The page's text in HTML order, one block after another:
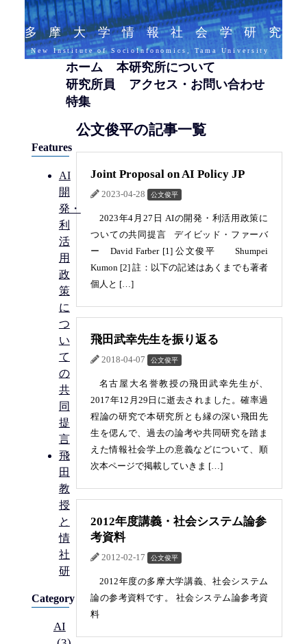
多摩大学情報社会学研究
New Institute of SocioInfonomics, Tama University
ホーム
本研究所について
研究所員
アクセス・お問い合わせ
特集
公文俊平の記事一覧
Joint Proposal on AI Policy JP
2023-04-28 公文俊平
2023年4月27日 AIの開発・利活用政策に
ついての共同提言 デイビッド・ファーバ
ー David Farber [1] 公文俊平 Shumpei
Kumon [2] 註：以下の記述はあくまでも著者
個人と […]
飛田武幸先生を振り返る
2018-04-07 公文俊平
名古屋大名誉教授の飛田武幸先生が、
2017年12月29日に逝去されました。確率過
程論の研究で本研究所とも縁の深い飛田先
生を偲んで、過去の論考や共同研究を踏ま
えた情報社会学上の意義などについて、順
次本ページで掲載していきま […]
2012年度講義・社会システム論参
考資料
2012-02-17 公文俊平
2012年度の多摩大学講義、社会システム
論の参考資料です。 社会システム論参考資
料
Features
AI
開
発・
利
活
用
政
策
に
つ
い
て
の
共
同
提
言
飛
田
教
授
と
情
社
研
Category
AI